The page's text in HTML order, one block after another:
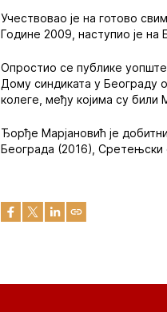
Учествовао је на готово
Године 2009, наступио је на
Опростио се публике
Дому синдиката у Београду
колеге, међу којима су
Ђорђе Марјановић је
Београда (2016), Сретењски